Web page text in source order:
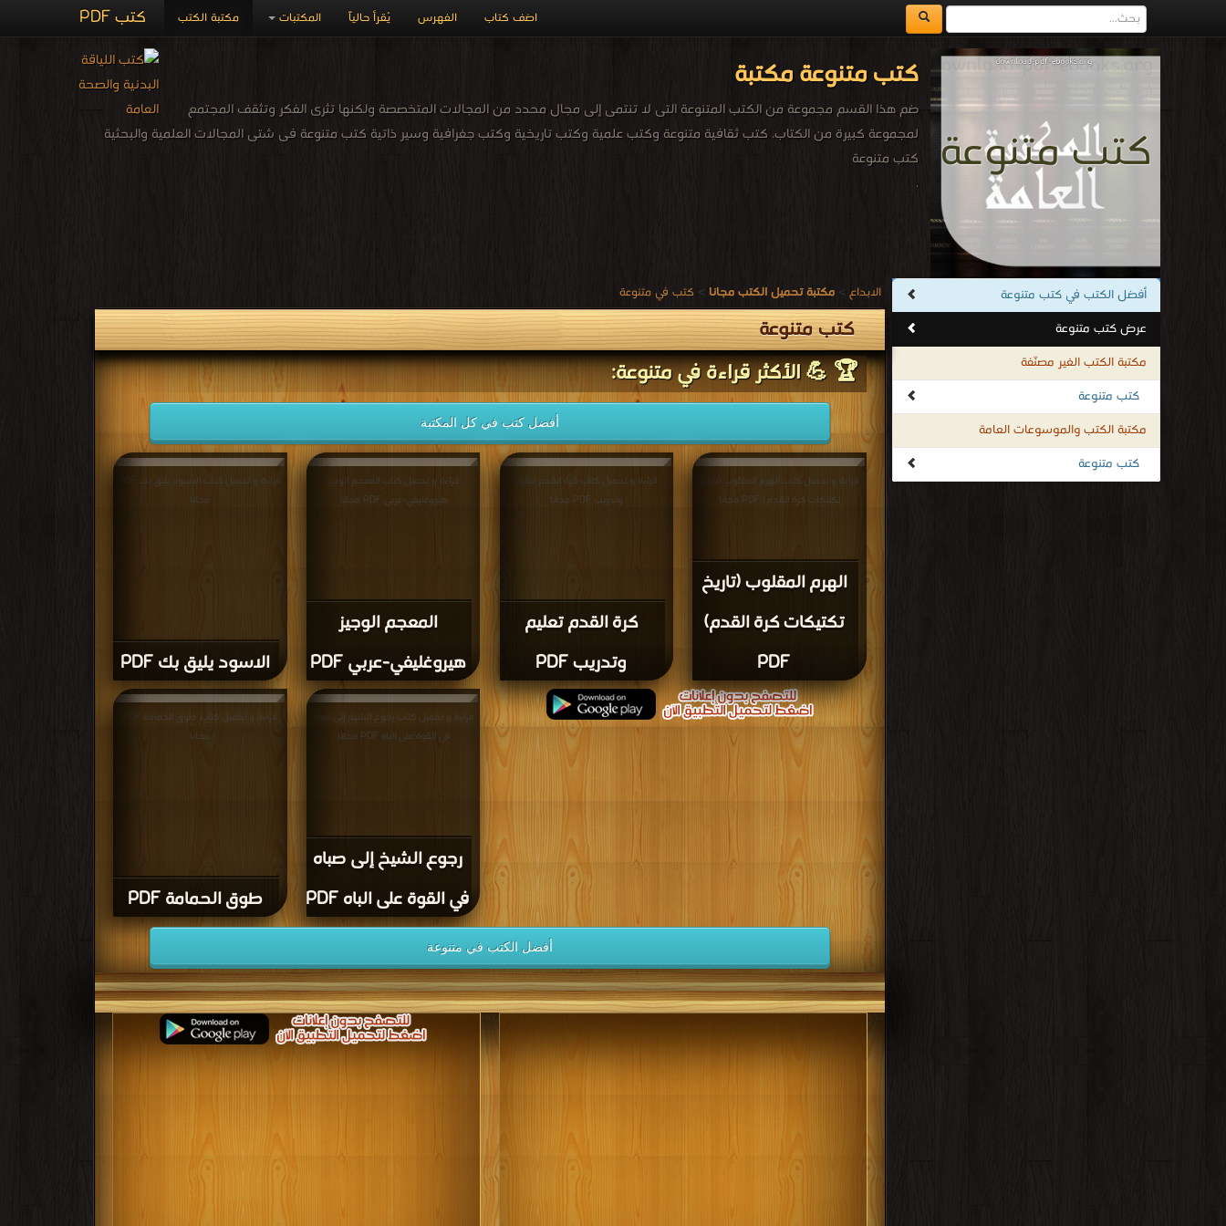
كتب PDF مكتبة الكتب المكتبات يُقرأ حالياً الفهرس اضف كتاب
كتب متنوعة مكتبة
ضم هذا القسم مجموعة من الكتب المتنوعة التى لا تنتمى إلى مجال محدد من المجالات المتخصصة ولكنها تثرى الفكر وتثقف المجتمع
لمجموعة كبيرة من الكتاب. كتب ثقافية متنوعة وكتب علمية وكتب تاريخية وكتب جغرافية وسير ذاتية كتب متنوعة فى شتى المجالات العلمية والبحثية
كتب متنوعة
.
أفضل الكتب في كتب متنوعة
عرض كتب متنوعة
مكتبة الكتب الغير مصنّفة
كتب متنوعة
مكتبة الكتب والموسوعات العامة
كتب متنوعة
الابداع > مكتبة تحميل الكتب مجانا > كتب في متنوعة
كتب متنوعة
🏆 💪 الأكثر قراءة في متنوعة:
أفضل كتب في كل المكتبة
الاسود يليق بك PDF
مجانا
المعجم الوجيز
هيروغليفي-عربي PDF
قراءة و تحميل كتاب المعجم الوجيز
هيروغليفي-عربي PDF مجانا
كرة القدم تعليم
وتدريب PDF
قراءة و تحميل كتاب كرة القدم تعليم
وتدريب PDF مجانا
الهرم المقلوب (تاريخ
تكتيكات كرة القدم)
PDF
قراءة و تحميل كتاب الهرم المقلوب (تاريخ
تكتيكات كرة القدم) PDF مجانا
طوق الحمامة PDF
مجانا
رجوع الشيخ إلى صباه
في القوة على الباه PDF
قراءة و تحميل كتاب رجوع الشيخ إلى صباه
في القوة على الباه PDF مجانا
أفضل الكتب في متنوعة